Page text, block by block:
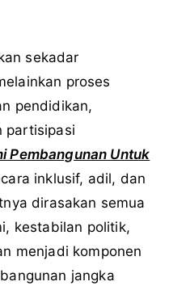
sekadar
proses
pendidikan,
partisipasi
Pembangunan Untuk
inklusif, adil, dan
dirasakan semua
kestabilan politik,
menjadi komponen
jangka